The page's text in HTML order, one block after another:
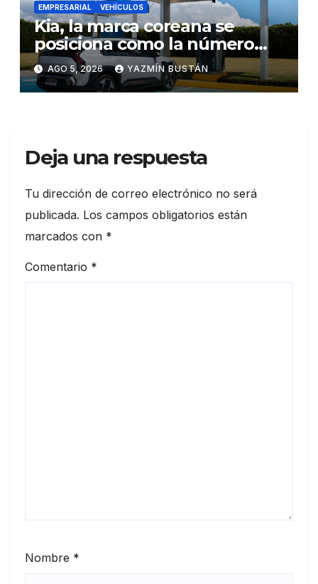
EMPRESARIAL VEHÍCULOS
Kia, la marca coreana se
posiciona como la número
uno en ventas de vehículos
eléctricos en Ecuador
durante julio
AGO 5, 2026 YAZMÍN BUSTÁN
Deja una respuesta
Tu dirección de correo electrónico no será
publicada. Los campos obligatorios están
marcados con *
Comentario *
Nombre *